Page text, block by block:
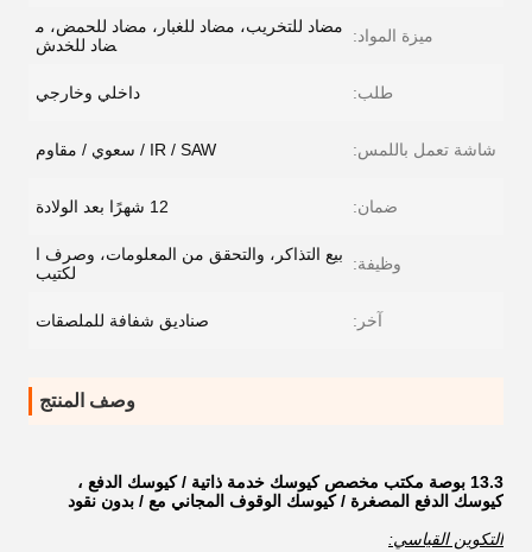
ميزة المواد:
مضاد للتخريب، مضاد للغبار، مضاد للحمض، م
ضاد للخدش
طلب: داخلي وخارجي
شاشة تعمل باللمس: IR / SAW / سعوي / مقاوم
ضمان: 12 شهرًا بعد الولادة
وظيفة:
بيع التذاكر، والتحقق من المعلومات، وصرف ا
لكتيب
آخر: صناديق شفافة للملصقات
وصف المنتج
13.3 بوصة مكتب مخصص كيوسك خدمة ذاتية / كيوسك الدفع ،
كيوسك الدفع المصغرة / كيوسك الوقوف المجاني مع / بدون نقود
التكوين القياسي: